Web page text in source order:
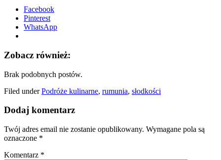
Facebook
Pinterest
WhatsApp
Zobacz również:
Brak podobnych postów.
Filed underPodróże kulinarne, rumunia, słodkości
Dodaj komentarz
Twój adres email nie zostanie opublikowany. Wymagane pola są
oznaczone *
Komentarz *